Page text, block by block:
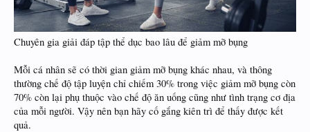
Chuyên gia giải đáp tập thể dục bao lâu để giảm mỡ bụng
Mỗi cá nhân sẽ có thời gian giảm mỡ bụng khác nhau, và thông
thường chế độ tập luyện chỉ chiếm 30% trong việc giảm mỡ bụng còn
70% còn lại phụ thuộc vào chế độ ăn uống cũng như tình trạng cơ địa
của mỗi người. Vậy nên bạn hãy cố gắng kiên trì để thấy được kết
quả.